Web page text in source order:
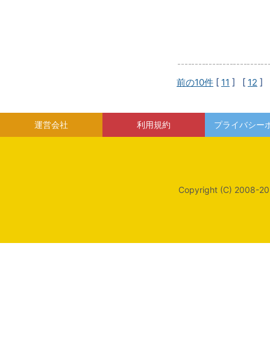
前の10件 [ 11 ] [ 12 ]
運営会社 利用規約 プライバシー
Copyright (C) 2008-